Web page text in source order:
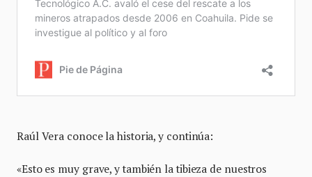
Raúl Vera conoce la historia, y continúa:
«Esto es muy grave, y también la tibieza de nuestros